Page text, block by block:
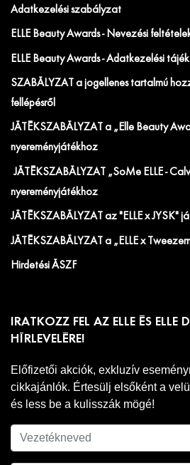
Adatkezelési szabályzat
ELLE Beauty Awards - Nevezési
ELLE Beauty Awards - Adatkezelési
SZABÁLYZAT a jogellenes tartalmú
fellépésről
JÁTÉKSZABÁLYZAT a „Elle Beauty
nyereményjátékhoz
JÁTÉKSZABÁLYZAT „SoMe ELLE -
nyereményjátékhoz
JÁTÉKSZABÁLYZAT az "ELLE x JYSK"
JÁTÉKSZABÁLYZAT a „ELLE x
Hirdetési ÁSZF
IRATKOZZ FEL AZ ELLE ÉS ELLE
HÍRLEVELÉRE!
Előfizetői akciók, exkluzív
cikkajánlók. Értesülj elsőként a
és less be a kulisszák mögé!